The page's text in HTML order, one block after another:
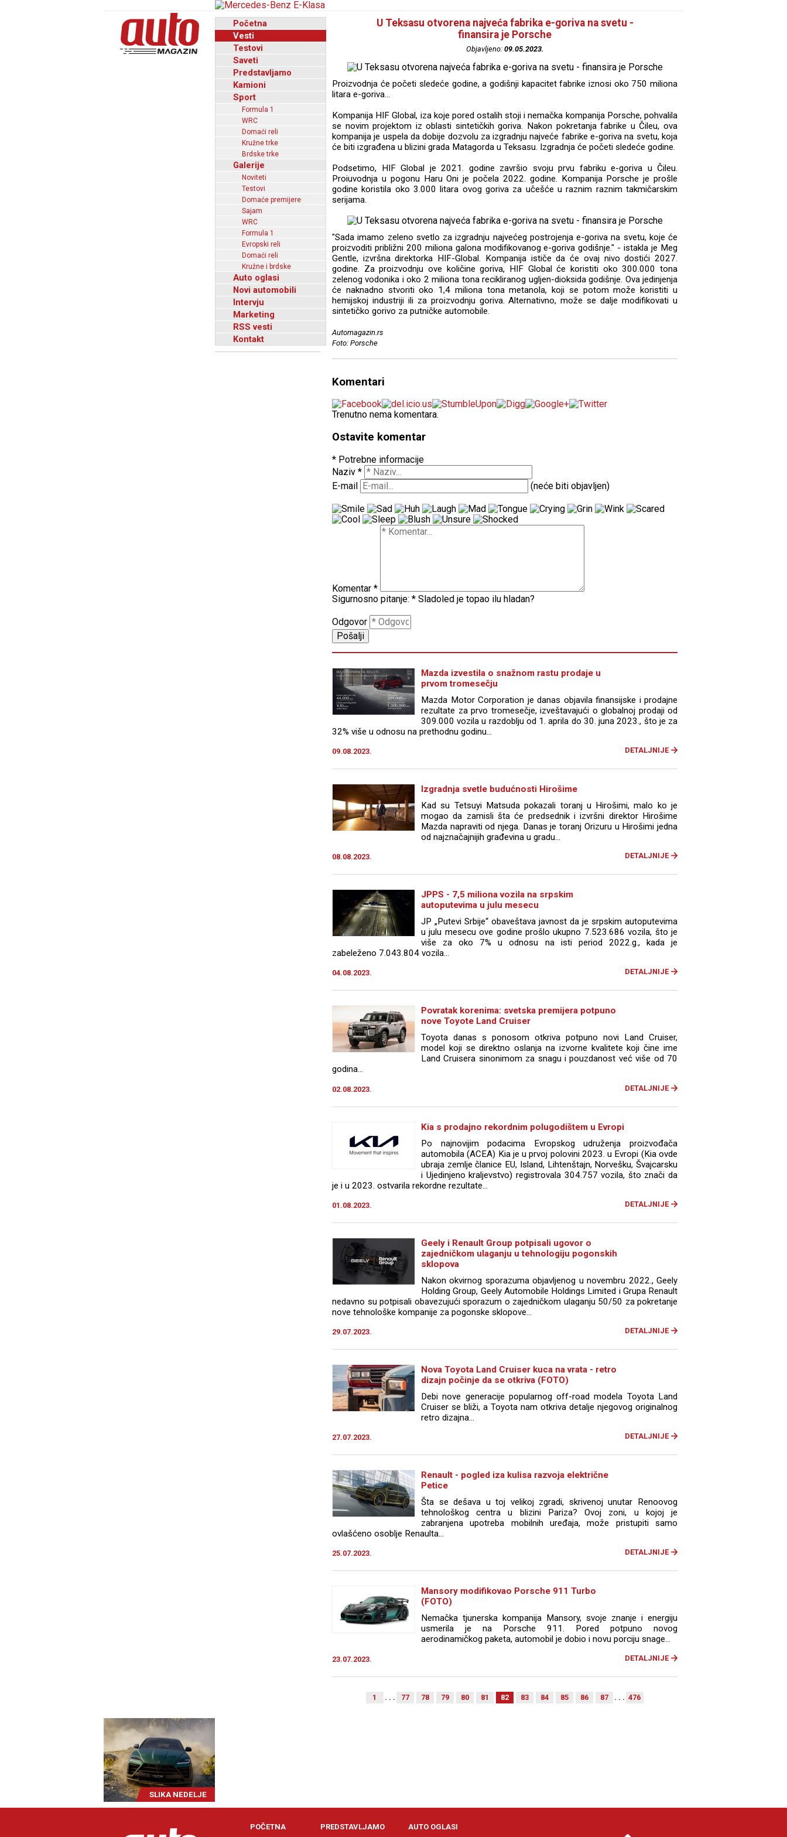
Početna
Vesti
Testovi
Saveti
Predstavljamo
Kamioni
Sport
Formula 1
WRC
Domaći reli
Kružne trke
Brdske trke
Galerije
Noviteti
Testovi
Domaće premijere
Sajam
WRC
Formula 1
Evropski reli
Domaći reli
Kružne i brdske
Auto oglasi
Novi automobili
Intervju
Marketing
RSS vesti
Kontakt
U Teksasu otvorena najveća fabrika e-goriva na svetu -
finansira je Porsche
Objavljeno: 09.05.2023.
Proizvodnja će početi sledeće godine, a godišnji kapacitet fabrike iznosi oko 750 miliona
litara e-goriva...
Kompanija HIF Global, iza koje pored ostalih stoji i nemačka kompanija Porsche, pohvalila
se novim projektom iz oblasti sintetičkih goriva. Nakon pokretanja fabrike u Čileu, ova
kompanija je uspela da dobije dozvolu za izgradnju najveće fabrike e-goriva na svetu, koja
će biti izgrađena u blizini grada Matagorda u Teksasu. Izgradnja će početi sledeće godine.
Podsetimo, HIF Global je 2021. godine završio svoju prvu fabriku e-goriva u Čileu.
Proiuvodnja u pogonu Haru Oni je počela 2022. godine. Kompanija Porsche je prošle
godine koristila oko 3.000 litara ovog goriva za učešće u raznim raznim takmičarskim
serijama.
"Sada imamo zeleno svetlo za izgradnju najvećeg postrojenja e-goriva na svetu, koje će
proizvoditi približni 200 miliona galona modifikovanog e-goriva godišnje." - istakla je Meg
Gentle, izvršna direktorka HIF-Global. Kompanija ističe da će ovaj nivo dostići 2027.
godine. Za proizvodnju ove količine goriva, HIF Global će koristiti oko 300.000 tona
zelenog vodonika i oko 2 miliona tona recikliranog ugljen-dioksida godišnje. Ova jedinjenja
će naknadno stvoriti oko 1,4 miliona tona metanola, koji se potom može koristiti u
hemijskoj industriji ili za proizvodnju goriva. Alternativno, može se dalje modifikovati u
sintetičko gorivo za putničke automobile.
Automagazin.rs
Foto: Porsche
Komentari
Trenutno nema komentara.
Ostavite komentar
* Potrebne informacije
Naziv *
E-mail
(neće biti objavljen)
Komentar *
Sigurnosno pitanje: * Sladoled je topao ilu hladan?
Odgovor
Mazda izvestila o snažnom rastu prodaje u
prvom tromesečju
Mazda Motor Corporation je danas objavila finansijske i prodajne
rezultate za prvo tromesečje, izveštavajući o globalnoj prodaji od
309.000 vozila u razdoblju od 1. aprila do 30. juna 2023., što je za
32% više u odnosu na prethodnu godinu...
09.08.2023. DETALJNIJE
Izgradnja svetle budućnosti Hirošime
Kad su Tetsuyi Matsuda pokazali toranj u Hirošimi, malo ko je
mogao da zamisli šta će predsednik i izvršni direktor Hirošime
Mazda napraviti od njega. Danas je toranj Orizuru u Hirošimi jedna
od najznačajnijih građevina u gradu...
08.08.2023. DETALJNIJE
JPPS - 7,5 miliona vozila na srpskim
autoputevima u julu mesecu
JP „Putevi Srbije“ obaveštava javnost da je srpskim autoputevima
u julu mesecu ove godine prošlo ukupno 7.523.686 vozila, što je
više za oko 7% u odnosu na isti period 2022.g., kada je
zabeleženo 7.043.804 vozila...
04.08.2023. DETALJNIJE
Povratak korenima: svetska premijera potpuno
nove Toyote Land Cruiser
Toyota danas s ponosom otkriva potpuno novi Land Cruiser,
model koji se direktno oslanja na izvorne kvalitete koji čine ime
Land Cruisera sinonimom za snagu i pouzdanost već više od 70
godina...
02.08.2023. DETALJNIJE
Kia s prodajno rekordnim polugodištem u Evropi
Po najnovijim podacima Evropskog udruženja proizvođača
automobila (ACEA) Kia je u prvoj polovini 2023. u Evropi (Kia ovde
ubraja zemlje članice EU, Island, Lihtenštajn, Norvešku, Švajcarsku
i Ujedinjeno kraljevstvo) registrovala 304.757 vozila, što znači da
je i u 2023. ostvarila rekordne rezultate...
01.08.2023. DETALJNIJE
Geely i Renault Group potpisali ugovor o
zajedničkom ulaganju u tehnologiju pogonskih
sklopova
Nakon okvirnog sporazuma objavljenog u novembru 2022., Geely
Holding Group, Geely Automobile Holdings Limited i Grupa Renault
nedavno su potpisali obavezujući sporazum o zajedničkom ulaganju 50/50 za pokretanje
nove tehnološke kompanije za pogonske sklopove...
29.07.2023. DETALJNIJE
Nova Toyota Land Cruiser kuca na vrata - retro
dizajn počinje da se otkriva (FOTO)
Debi nove generacije popularnog off-road modela Toyota Land
Cruiser se bliži, a Toyota nam otkriva detalje njegovog originalnog
retro dizajna...
27.07.2023. DETALJNIJE
Renault - pogled iza kulisa razvoja električne
Petice
Šta se dešava u toj velikoj zgradi, skrivenoj unutar Renoovog
tehnološkog centra u blizini Pariza? Ovoj zoni, u kojoj je
zabranjena upotreba mobilnih uređaja, može pristupiti samo
ovlašćeno osoblje Renaulta...
25.07.2023. DETALJNIJE
Mansory modifikovao Porsche 911 Turbo
(FOTO)
Nemačka tjunerska kompanija Mansory, svoje znanje i energiju
usmerila je na Porsche 911. Pored potpuno novog
aerodinamičkog paketa, automobil je dobio i novu porciju snage...
23.07.2023. DETALJNIJE
1 . . . 77 78 79 80 81 82 83 84 85 86 87 . . . 476
SLIKA NEDELJE
POČETNA PREDSTAVLJAMO AUTO OGLASI